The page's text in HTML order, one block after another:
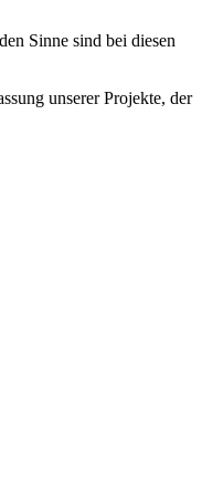
Sinne sind bei diesen
unserer Projekte, der